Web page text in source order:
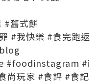
#舊式餅
#我快樂 #食完跑返
#foodinstagram #i
尚玩家 #食評 #食記